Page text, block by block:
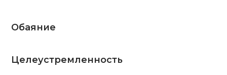
Обаяние
Целеустремленность